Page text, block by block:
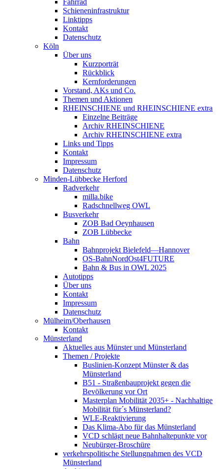
Fahrrad
Schieneninfrastruktur
Linktipps
Kontakt
Datenschutz
Köln
Über uns
Kurzporträt
Rückblick
Kernforderungen
Vorstand, AKs und Co.
Themen und Aktionen
RHEINSCHIENE und RHEINSCHIENE extra
Einzelne Beiträge
Archiv RHEINSCHIENE
Archiv RHEINSCHIENE extra
Links und Tipps
Kontakt
Impressum
Datenschutz
Minden-Lübbecke Herford
Radverkehr
milla.bike
Radschnellweg OWL
Busverkehr
ZOB Bad Oeynhausen
ZOB Lübbecke
Bahn
Bahnprojekt Bielefeld—Hannover
OS-BahnNordOst4FUTURE
Bahn & Bus in OWL 2025
Autotipps
Über uns
Kontakt
Impressum
Datenschutz
Mülheim/Oberhausen
Kontakt
Münsterland
Aktuelles aus Münster und Münsterland
Themen / Projekte
Buslinien-Konzept Münster & das
Münsterland
B51 - Straßenbauprojekt gegen die
Bevölkerung vor Ort
Masterplan Mobilität 2035+ - Nachhaltige
Mobilität für´s Münsterland?
WLE-Reaktivierung
Das Klima-Abo für das Münsterland
VCD schlägt neue Bahnhaltepunkte vor
Neubürger-Broschüre
verkehrspolitische Stellungnahmen des VCD
Münsterland